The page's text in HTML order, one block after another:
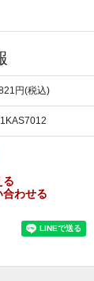
円(税込)
る
わせる